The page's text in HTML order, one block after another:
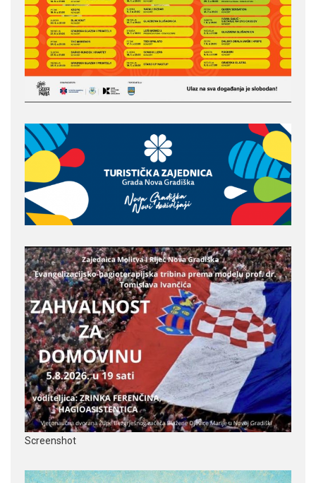
Screenshot